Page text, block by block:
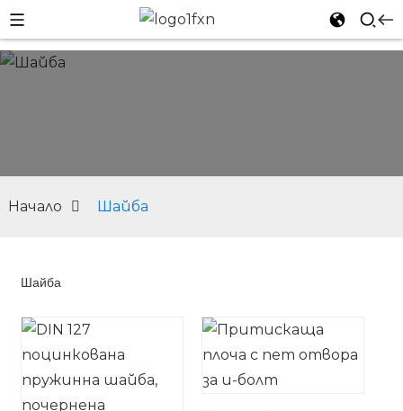
Начало Шайба
Шайба